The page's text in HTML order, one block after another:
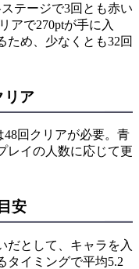
テージで3回とも赤い
アで270ptが手に入
ため、少なくとも32回
リア
回クリアが必要。青
レイの人数に応じて更
安
だとして、キャラを入
タイミングで平均5.2